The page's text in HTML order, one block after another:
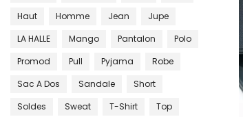
Haut
Homme Jean
Jupe
LA HALLE
Mango Pantalon
Polo
Promod
Pull Pyjama
Robe
Sac A Dos
Sandale
Short
Soldes
Sweat T-Shirt
Top